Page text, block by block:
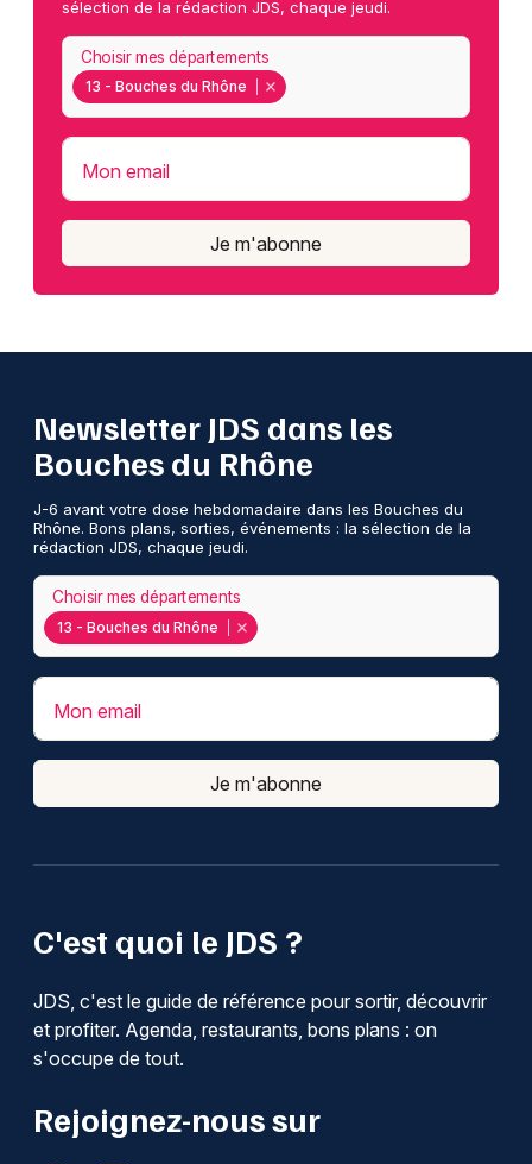
sélection de la rédaction JDS, chaque jeudi.
13 - Bouches du Rhône
Choisir mes départements
Mon email
Je m'abonne
C'est quoi le JDS ?
JDS, c'est le guide de référence pour sortir, découvrir
et profiter. Agenda, restaurants, bons plans : on
s'occupe de tout.
Rejoignez-nous sur
Newsletter JDS dans les
Bouches du Rhône
J-6 avant votre dose hebdomadaire dans les Bouches du
Rhône. Bons plans, sorties, événements : la sélection de la
rédaction JDS, chaque jeudi.
13 - Bouches du Rhône
Choisir mes départements
Mon email
Je m'abonne